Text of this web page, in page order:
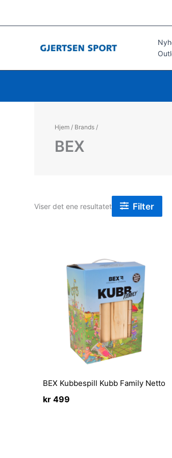
til
Hjem / Brands /
BEX
Viser det ene resultatet Filter
BEX Kubbespill Kubb Family Netto
kr 499